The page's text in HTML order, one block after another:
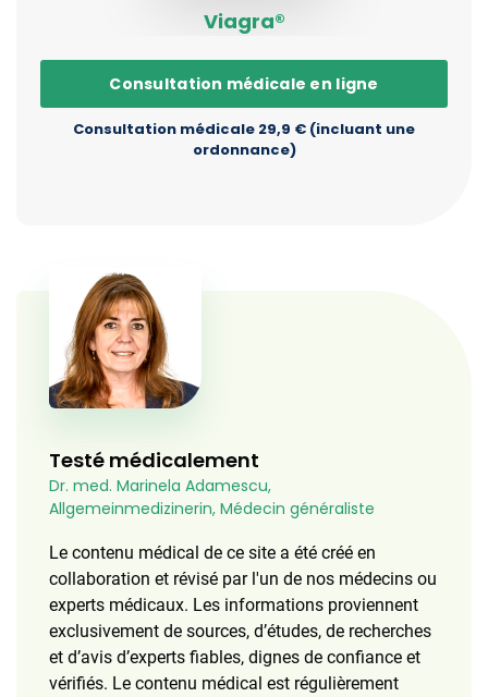
Viagra®
Consultation médicale en ligne
Consultation médicale 29,9 € (incluant une
ordonnance)
Testé médicalement
Dr. med. Marinela Adamescu,
Allgemeinmedizinerin, Médecin généraliste
Le contenu médical de ce site a été créé en
collaboration et révisé par l'un de nos médecins ou
experts médicaux. Les informations proviennent
exclusivement de sources, d’études, de recherches
et d’avis d’experts fiables, dignes de confiance et
vérifiés. Le contenu médical est régulièrement